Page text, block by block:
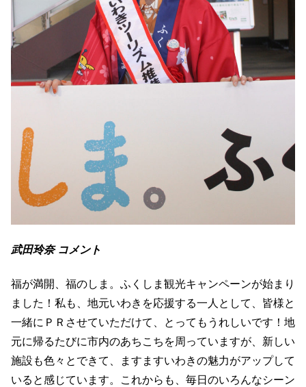
武田玲奈 コメント
福が満開、福のしま。ふくしま観光キャンペーンが始まり
ました！私も、地元いわきを応援する一人として、皆様と
一緒にＰＲさせていただけて、とってもうれしいです！地
元に帰るたびに市内のあちこちを周っていますが、新しい
施設も色々とできて、ますますいわきの魅力がアップして
いると感じています。これからも、毎日のいろんなシーン